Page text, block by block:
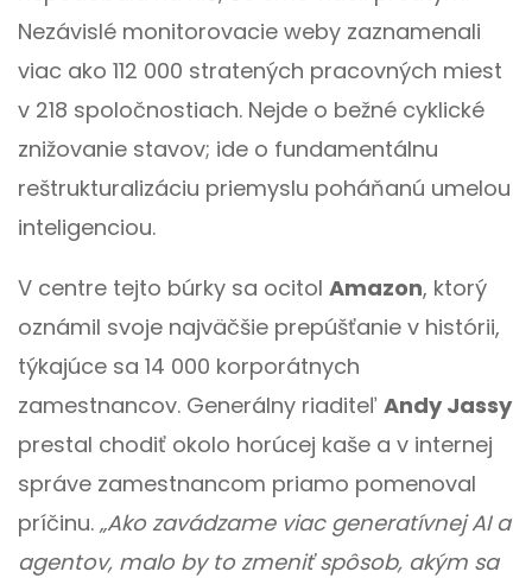
Nezávislé monitorovacie weby zaznamenali
viac ako 112 000 stratených pracovných miest
v 218 spoločnostiach. Nejde o bežné cyklické
znižovanie stavov; ide o fundamentálnu
reštrukturalizáciu priemyslu poháňanú umelou
inteligenciou.
V centre tejto búrky sa ocitol Amazon, ktorý
oznámil svoje najväčšie prepúšťanie v histórii,
týkajúce sa 14 000 korporátnych
zamestnancov. Generálny riaditeľ Andy Jassy
prestal chodiť okolo horúcej kaše a v internej
správe zamestnancom priamo pomenoval
príčinu. „Ako zavádzame viac generatívnej AI a
agentov, malo by to zmeniť spôsob, akým sa